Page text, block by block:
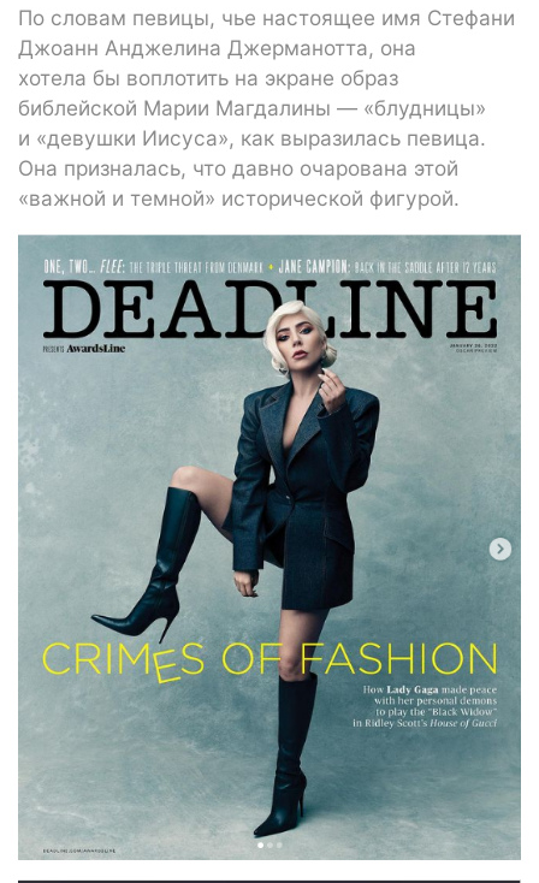
По словам певицы, чье настоящее имя Стефани
Джоанн Анджелина Джерманотта, она
хотела бы воплотить на экране образ
библейской Марии Магдалины — «блудницы»
и «девушки Иисуса», как выразилась певица.
Она призналась, что давно очарована этой
«важной и темной» исторической фигурой.